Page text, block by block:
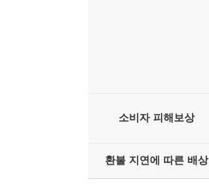
소비자 피해보상
환불 지연에 따른 배상